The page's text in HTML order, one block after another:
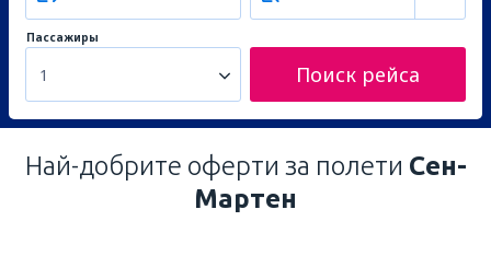
Пассажиры
1 Поиск рейса
Най-добрите оферти за полети Сен-
Мартен